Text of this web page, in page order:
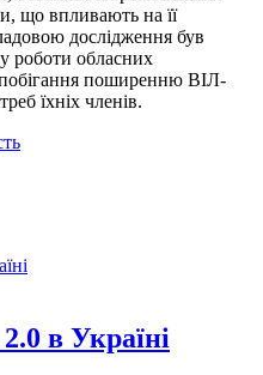
що впливають на її
дослідження був
роботи обласних
поширенню ВІЛ-
їхніх членів.
в Україні